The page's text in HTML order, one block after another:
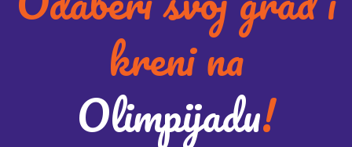
kreni na
Olimpijadu!